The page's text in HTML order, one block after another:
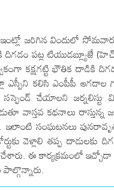
జరిగిన విందులో
పట్ల టియుడబ్ల్యూజే
కక్షగట్టి భౌతిక
కలిసి ఎంపీపీ ఆగడాల
చేయాలని జర్నలిస్టు
వాస్తవ కథనాలు రాస్తున్న
సంఘటనలు
వెళ్లాలి తప్ప దాడులకు
చేశారు. ఈ కార్యక్రమంలో